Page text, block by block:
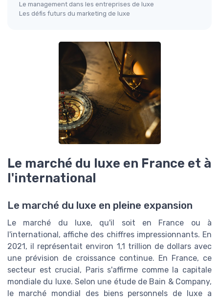
Le management dans les entreprises de luxe
Les défis futurs du marketing de luxe
Le marché du luxe en France et à
l'international
Le marché du luxe en pleine expansion
Le marché du luxe, qu'il soit en France ou à
l'international, affiche des chiffres impressionnants. En
2021, il représentait environ 1,1 trillion de dollars avec
une prévision de croissance continue. En France, ce
secteur est crucial, Paris s'affirme comme la capitale
mondiale du luxe. Selon une étude de Bain & Company,
le marché mondial des biens personnels de luxe a